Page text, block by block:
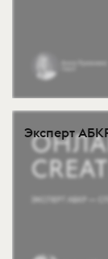
Эксперт